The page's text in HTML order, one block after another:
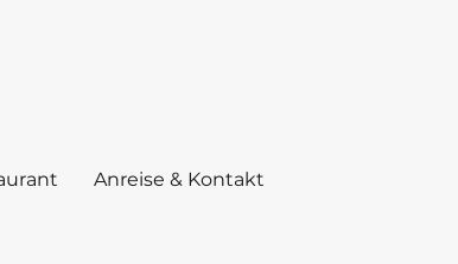
Anreise & Kontakt